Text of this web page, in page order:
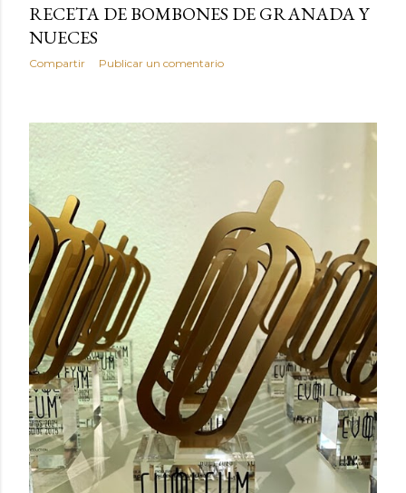
RECETA DE BOMBONES DE GRANADA Y
NUECES
Compartir Publicar un comentario